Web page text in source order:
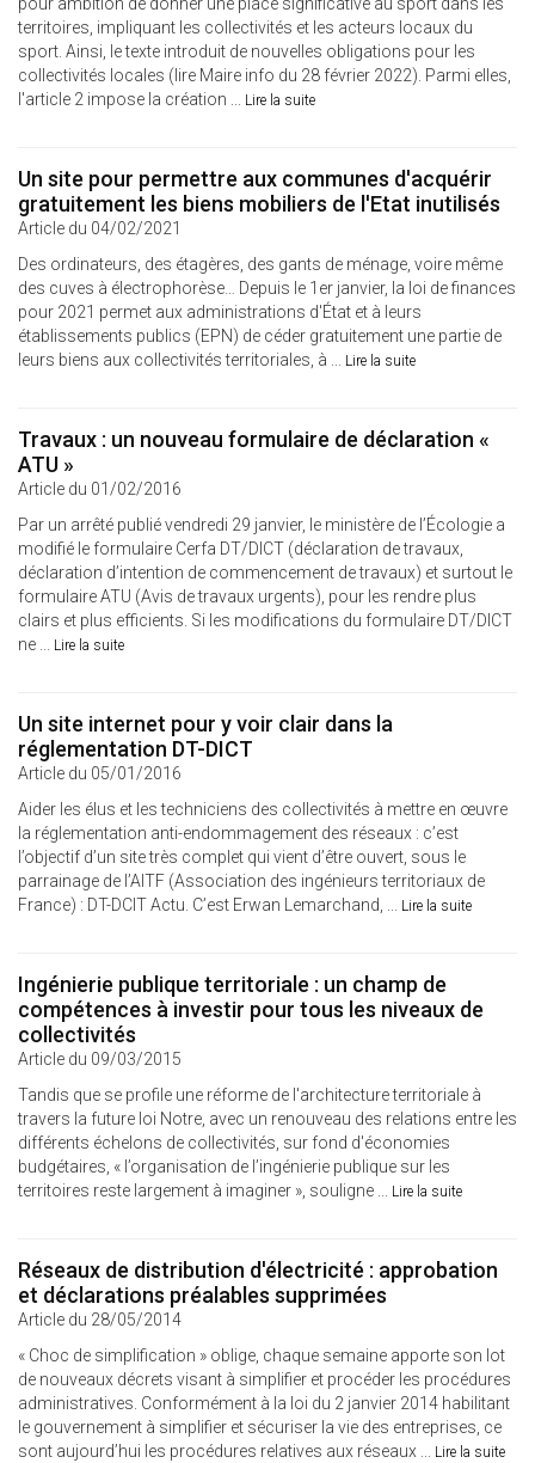
pour ambition de donner une place significative au sport dans les
territoires, impliquant les collectivités et les acteurs locaux du
sport. Ainsi, le texte introduit de nouvelles obligations pour les
collectivités locales (lire Maire info du 28 février 2022). Parmi elles,
l'article 2 impose la création ... Lire la suite
Un site pour permettre aux communes d'acquérir
gratuitement les biens mobiliers de l'Etat inutilisés
Article du 04/02/2021
Des ordinateurs, des étagères, des gants de ménage, voire même
des cuves à électrophorèse… Depuis le 1er janvier, la loi de finances
pour 2021 permet aux administrations d'État et à leurs
établissements publics (EPN) de céder gratuitement une partie de
leurs biens aux collectivités territoriales, à ... Lire la suite
Travaux : un nouveau formulaire de déclaration «
ATU »
Article du 01/02/2016
Par un arrêté publié vendredi 29 janvier, le ministère de l’Écologie a
modifié le formulaire Cerfa DT/DICT (déclaration de travaux,
déclaration d’intention de commencement de travaux) et surtout le
formulaire ATU (Avis de travaux urgents), pour les rendre plus
clairs et plus efficients. Si les modifications du formulaire DT/DICT
ne ... Lire la suite
Un site internet pour y voir clair dans la
réglementation DT-DICT
Article du 05/01/2016
Aider les élus et les techniciens des collectivités à mettre en œuvre
la réglementation anti-endommagement des réseaux : c’est
l’objectif d’un site très complet qui vient d’être ouvert, sous le
parrainage de l’AITF (Association des ingénieurs territoriaux de
France) : DT-DCIT Actu. C’est Erwan Lemarchand, ... Lire la suite
Ingénierie publique territoriale : un champ de
compétences à investir pour tous les niveaux de
collectivités
Article du 09/03/2015
Tandis que se profile une réforme de l'architecture territoriale à
travers la future loi Notre, avec un renouveau des relations entre les
différents échelons de collectivités, sur fond d'économies
budgétaires, « l’organisation de l’ingénierie publique sur les
territoires reste largement à imaginer », souligne ... Lire la suite
Réseaux de distribution d'électricité : approbation
et déclarations préalables supprimées
Article du 28/05/2014
« Choc de simplification » oblige, chaque semaine apporte son lot
de nouveaux décrets visant à simplifier et procéder les procédures
administratives. Conformément à la loi du 2 janvier 2014 habilitant
le gouvernement à simplifier et sécuriser la vie des entreprises, ce
sont aujourd’hui les procédures relatives aux réseaux ... Lire la suite